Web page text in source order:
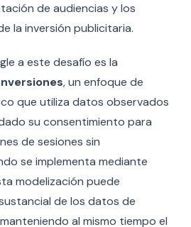
de audiencias y los
la inversión publicitaria.
a este desafío es la
, un enfoque de
que utiliza datos observados
su consentimiento para
de sesiones sin
se implementa mediante
modelización puede
de los datos de
al mismo tiempo el